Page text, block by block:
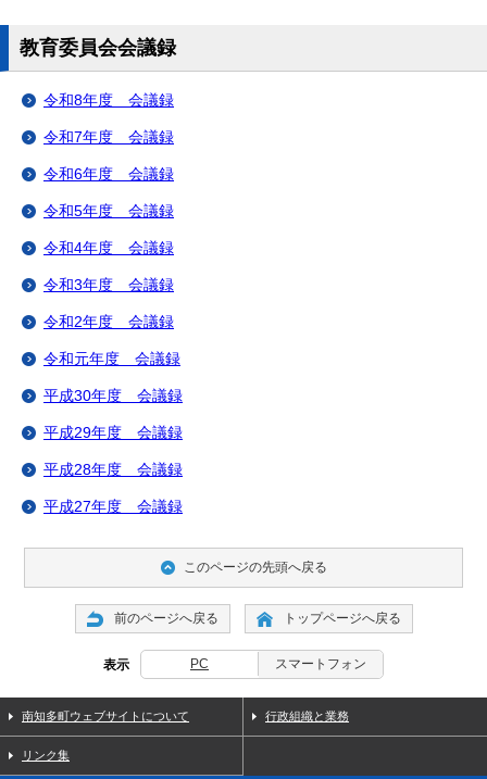
教育委員会会議録
令和8年度 会議録
令和7年度 会議録
令和6年度 会議録
令和5年度 会議録
令和4年度 会議録
令和3年度 会議録
令和2年度 会議録
令和元年度 会議録
平成30年度 会議録
平成29年度 会議録
平成28年度 会議録
平成27年度 会議録
このページの先頭へ戻る
前のページへ戻る トップページへ戻る
表示 PC スマートフォン
南知多町ウェブサイトについて 行政組織と業務
リンク集